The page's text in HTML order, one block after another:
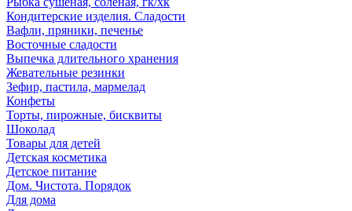
Кондитерские изделия. Сладости
Вафли, пряники, печенье
Восточные сладости
Выпечка длительного хранения
Жевательные резинки
Зефир, пастила, мармелад
Конфеты
Торты, пирожные, бисквиты
Шоколад
Товары для детей
Детская косметика
Детское питание
Дом. Чистота. Порядок
Для дома